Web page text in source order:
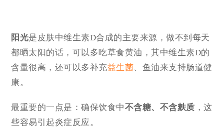
阳光是皮肤中维生素D合成的主要来源，做不到每天
都晒太阳的话，可以多吃草食黄油，其中维生素D的
含量很高，还可以多补充益生菌 、鱼油来支持肠道健
康。
最重要的一点是：确保饮食中不含糖、不含麸质 ，这
些容易引起炎症反应。